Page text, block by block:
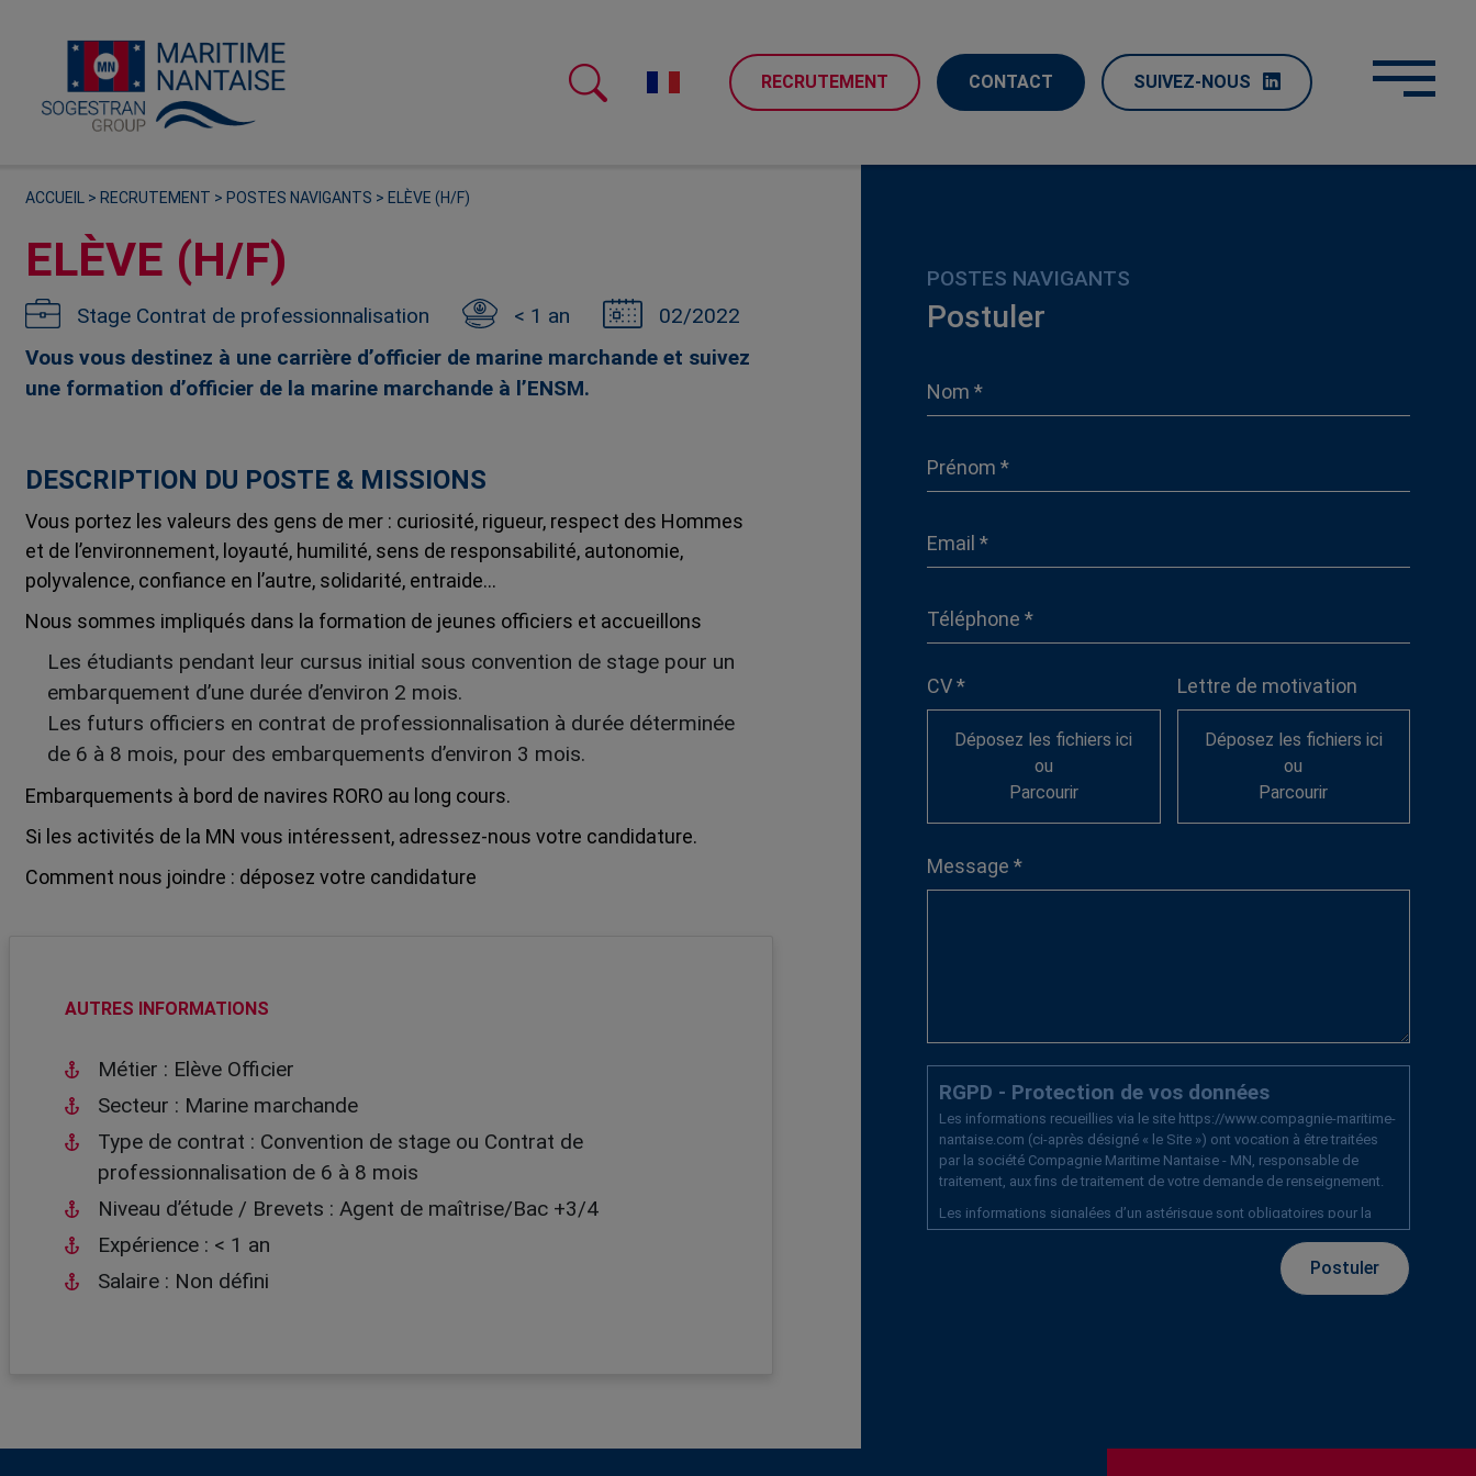
RECRUTEMENT CONTACT SUIVEZ-NOUS
ACCUEIL > RECRUTEMENT > POSTES NAVIGANTS > ELÈVE (H/F)
ELÈVE (H/F)
Stage Contrat de professionnalisation < 1 an
02/2022
Vous vous destinez à une carrière d’officier de marine marchande et suivez
une formation d’officier de la marine marchande à l’ENSM.
DESCRIPTION DU POSTE & MISSIONS
Vous portez les valeurs des gens de mer : curiosité, rigueur, respect des Hommes
et de l’environnement, loyauté, humilité, sens de responsabilité, autonomie,
polyvalence, confiance en l’autre, solidarité, entraide…
Nous sommes impliqués dans la formation de jeunes officiers et accueillons
Les étudiants pendant leur cursus initial sous convention de stage pour un
embarquement d’une durée d’environ 2 mois.
Les futurs officiers en contrat de professionnalisation à durée déterminée
de 6 à 8 mois, pour des embarquements d’environ 3 mois.
Embarquements à bord de navires RORO au long cours.
Si les activités de la MN vous intéressent, adressez-nous votre candidature.
Comment nous joindre : déposez votre candidature
AUTRES INFORMATIONS
Métier : Elève Officier
Secteur : Marine marchande
Type de contrat : Convention de stage ou Contrat de
professionnalisation de 6 à 8 mois
Niveau d’étude / Brevets : Agent de maîtrise/Bac +3/4
Expérience : < 1 an
Salaire : Non défini
POSTES NAVIGANTS
Postuler
CV *
Déposez les fichiers ici
ou
Parcourir
Lettre de motivation
Déposez les fichiers ici
ou
Parcourir
Message *
RGPD - Protection de vos données
Les informations recueillies via le site https://www.compagnie-maritime-
nantaise.com (ci-après désigné « le Site ») ont vocation à être traitées
par la société Compagnie Maritime Nantaise - MN, responsable de
traitement, aux fins de traitement de votre demande de renseignement.
Les informations signalées d’un astérisque sont obligatoires pour la
gestion de vos demandes. Conformément à la réglementation
applicable en matière de protection des données à caractère personnel,